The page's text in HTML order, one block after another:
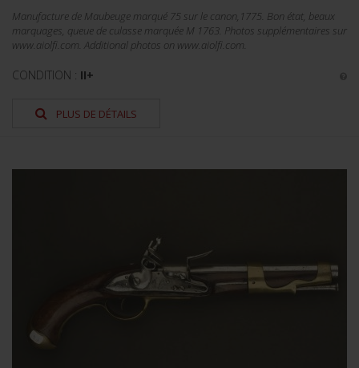
Manufacture de Maubeuge marqué 75 sur le canon,1775. Bon état, beaux
marquages, queue de culasse marquée M 1763. Photos supplémentaires sur
www.aiolfi.com. Additional photos on www.aiolfi.com.
CONDITION : II+
PLUS DE DÉTAILS